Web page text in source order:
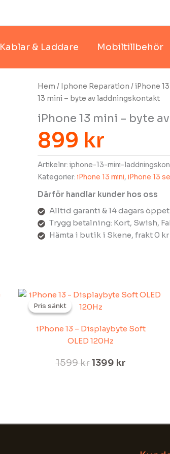
Kablar & Laddare Mobiltillbehör
Hem / Iphone Reparation /iPhone
13 mini – byte av laddningskontakt
iPhone 13 mini – byte
899 kr
Artikelnr: iphone-13-mini-
Kategorier: iPhone 13 mini, iPhone 13
Därför handlar kunder hos oss
Alltid garanti & 14 dagars
Trygg betalning: Kort, Swish,
Hämta i butik i Skene, frakt 0 kr
Pris sänkt
Pris sänkt
iPhone 13 – Displaybyte Soft
OLED 120Hz
1599kr
Det
ursprungliga
var:
1599 kr.
1399 kr
Det
är: